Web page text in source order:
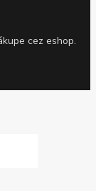
cez eshop.